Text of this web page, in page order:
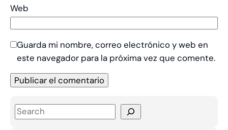
Web
Guarda mi nombre, correo electrónico y web en
este navegador para la próxima vez que comente.
S